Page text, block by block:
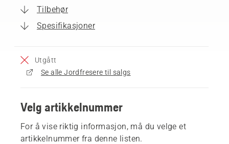
Tilbehør
Spesifikasjoner
Utgått
Se alle Jordfresere til salgs
Velg artikkelnummer
For å vise riktig informasjon, må du velge et
artikkelnummer fra denne listen.